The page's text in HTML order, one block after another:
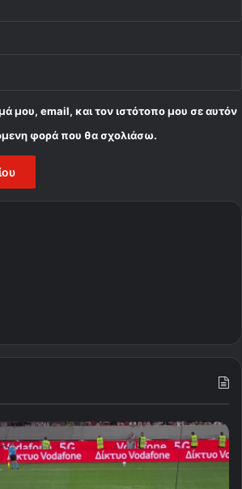
μου, email, και τον ιστότοπο μου σε αυτόν
φορά που θα σχολιάσω.